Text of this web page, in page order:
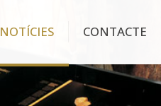
NOTÍCIES CONTACTE